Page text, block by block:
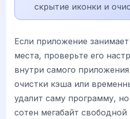
скрытие иконки и
Если приложение
места, проверьте его
внутри самого
очистки кэша или
удалит саму программу,
сотен мегабайт